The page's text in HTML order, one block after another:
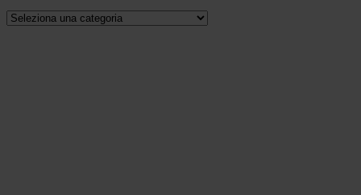
Categorie